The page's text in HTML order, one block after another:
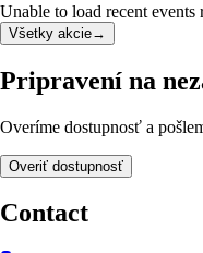
Unable to load recent events
Všetky akcie→
Pripravení na
Overíme dostupnosť a
Overiť dostupnosť
Contact